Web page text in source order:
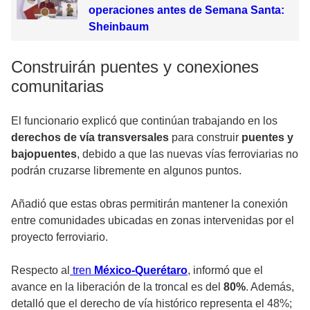
operaciones antes de Semana Santa:
Sheinbaum
Construirán puentes y conexiones
comunitarias
El funcionario explicó que continúan trabajando en los
derechos de vía transversales para construir puentes y
bajopuentes, debido a que las nuevas vías ferroviarias no
podrán cruzarse libremente en algunos puntos.
Añadió que estas obras permitirán mantener la conexión
entre comunidades ubicadas en zonas intervenidas por el
proyecto ferroviario.
Respecto al tren México-Querétaro, informó que el
avance en la liberación de la troncal es del 80%. Además,
detalló que el derecho de vía histórico representa el 48%;